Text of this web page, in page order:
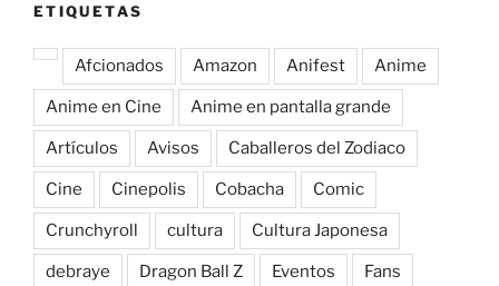
ETIQUETAS
Afcionados Amazon Anifest Anime
Anime en Cine Anime en pantalla grande
Artículos Avisos Caballeros del Zodiaco
Cine Cinepolis Cobacha Comic
Crunchyroll cultura Cultura Japonesa
debraye Dragon Ball Z Eventos Fans